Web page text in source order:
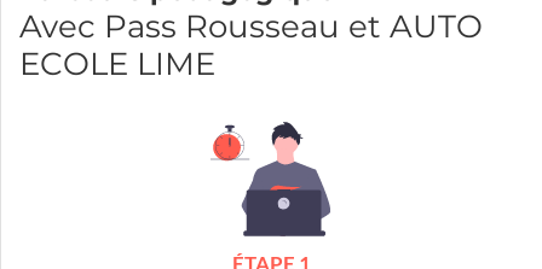
Avec Pass Rousseau et AUTO
ECOLE LIME
ÉTAPE 1